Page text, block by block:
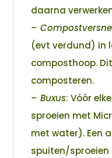
daarna
–
(evt verdund) in
composthoop.
composteren.
– Buxus: Vóór
sproeien met
met water). Een
spuiten/